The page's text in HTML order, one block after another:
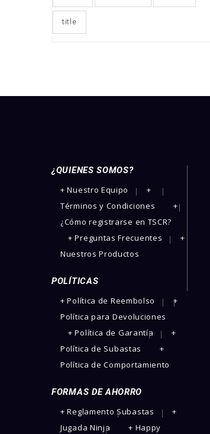
title
¿QUIENES SOMOS?
­+ Nuestro Equipo
+
Términos y Condiciones
+
¿Cómo registrarse en TSCR?
+ Preguntas Frecuentes
+
Nuestros Productos
POLÍTICAS
+ Política de Reembolso
+
Política para Devoluciones
+ Política de Garantía
+
Política de Subastas
+
Política de Comportamiento
FORMAS DE AHORRO
+ Reglamento Subastas
+
Jugada Ninja
+ Happy